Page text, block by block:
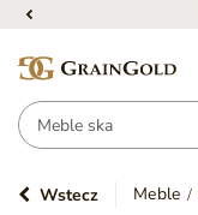
Wstecz Meble